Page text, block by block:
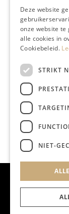
Deze website
onze website te
alle cookies in
Cookiebeleid.
STRIKT
NIET-